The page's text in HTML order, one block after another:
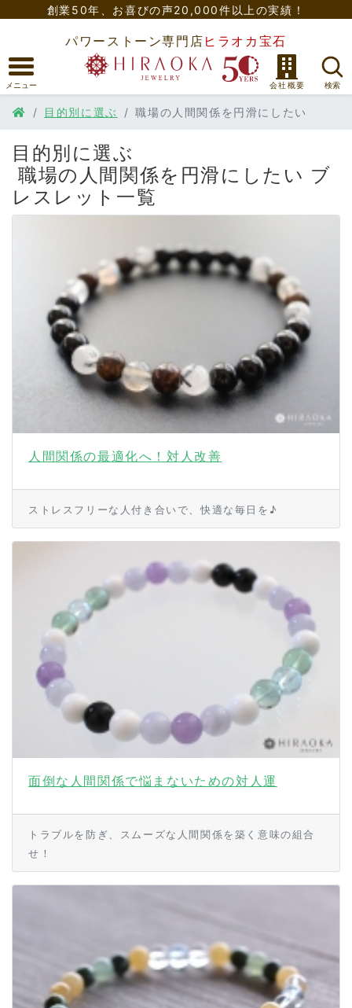
創業50年、 お喜びの声20,000件以上の実績！
パワーストーン専門店 ヒラオカ宝石
目的別に選ぶ 職場の人間関係を円滑にしたい
目的別に選ぶ
職場の人間関係を円滑にしたい ブ
レスレット一覧
人間関係の最適化へ！対人改善
ストレスフリーな人付き合いで、快適な毎日を♪
面倒な人間関係で悩まないための対人運
トラブルを防ぎ、スムーズな人間関係を築く意味の組合
せ！